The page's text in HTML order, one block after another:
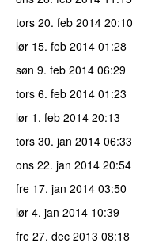
tors 20. feb 2014 20:10
lør 15. feb 2014 01:28
søn 9. feb 2014 06:29
tors 6. feb 2014 01:23
lør 1. feb 2014 20:13
tors 30. jan 2014 06:33
ons 22. jan 2014 20:54
fre 17. jan 2014 03:50
lør 4. jan 2014 10:39
fre 27. dec 2013 08:18